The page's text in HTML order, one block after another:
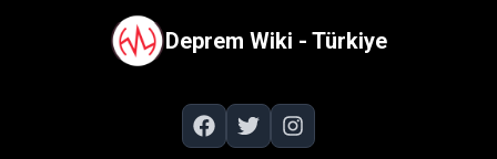
Deprem Wiki - Türkiye